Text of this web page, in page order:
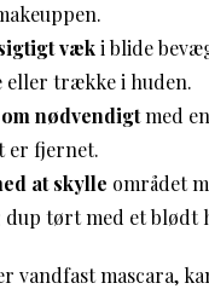
væki blide
eller trække i huden.
nødvendigtmed
er fjernet.
at skylle området
dup tørt med et blødt
vandfast mascara,